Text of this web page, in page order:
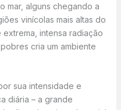
mar, alguns chegando a
vinícolas mais altas do
intensa radiação
cria um ambiente
sua intensidade e
diária – a grande